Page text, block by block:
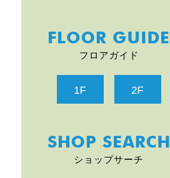
FLOOR GUIDE
フロアガイド
1F 2F
SHOP SEARCH
ショップサーチ